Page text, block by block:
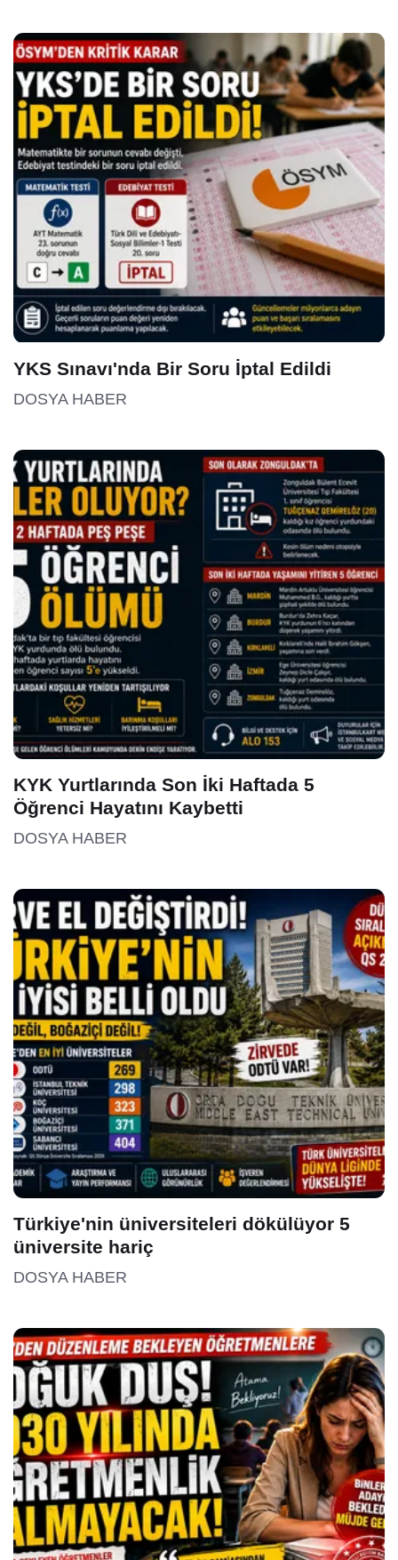
YKS Sınavı'nda Bir Soru İptal Edildi
DOSYA HABER
KYK Yurtlarında Son İki Haftada 5
Öğrenci Hayatını Kaybetti
DOSYA HABER
Türkiye'nin üniversiteleri dökülüyor 5
üniversite hariç
DOSYA HABER